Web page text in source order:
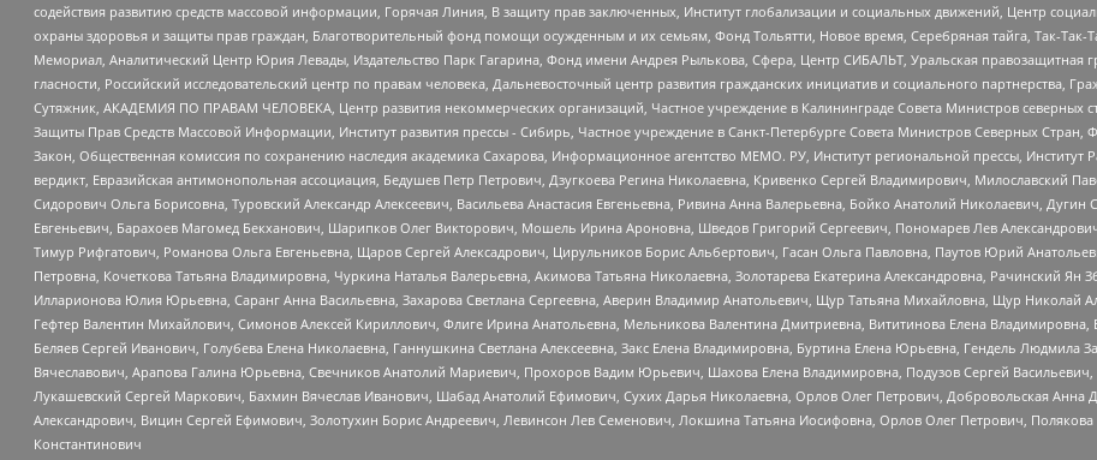
содействия развитию средств массовой информации, Горячая Линия, В защиту прав заключенных, Институт глобализации и социальных движений, Центр
охраны здоровья и защиты прав граждан, Благотворительный фонд помощи осужденным и их семьям, Фонд Тольятти, Новое время, Серебряная тайга, Так-Так-
Мемориал, Аналитический Центр Юрия Левады, Издательство Парк Гагарина, Фонд имени Андрея Рылькова, Сфера, Центр СИБАЛЬТ, Уральская правозащитная
гласности, Российский исследовательский центр по правам человека, Дальневосточный центр развития гражданских инициатив и социального партнерства,
Сутяжник, АКАДЕМИЯ ПО ПРАВАМ ЧЕЛОВЕКА, Центр развития некоммерческих организаций, Частное учреждение в Калининграде Совета Министров северных
Защиты Прав Средств Массовой Информации, Институт развития прессы - Сибирь, Частное учреждение в Санкт-Петербурге Совета Министров Северных
Закон, Общественная комиссия по сохранению наследия академика Сахарова, Информационное агентство МЕМО. РУ, Институт региональной прессы,
вердикт, Евразийская антимонопольная ассоциация, Бедушев Петр Петрович, Дзугкоева Регина Николаевна, Кривенко Сергей Владимирович,
Сидорович Ольга Борисовна, Туровский Александр Алексеевич, Васильева Анастасия Евгеньевна, Ривина Анна Валерьевна, Бойко Анатолий Николаевич,
Евгеньевич, Барахоев Магомед Бекханович, Шарипков Олег Викторович, Мошель Ирина Ароновна, Шведов Григорий Сергеевич, Пономарев Лев
Тимур Рифгатович, Романова Ольга Евгеньевна, Щаров Сергей Алексадрович, Цирульников Борис Альбертович, Гасан Ольга Павловна, Паутов Юрий
Петровна, Кочеткова Татьяна Владимировна, Чуркина Наталья Валерьевна, Акимова Татьяна Николаевна, Золотарева Екатерина Александровна, Рачинский Ян
Илларионова Юлия Юрьевна, Саранг Анна Васильевна, Захарова Светлана Сергеевна, Аверин Владимир Анатольевич, Щур Татьяна Михайловна, Щур Николай
Гефтер Валентин Михайлович, Симонов Алексей Кириллович, Флиге Ирина Анатольевна, Мельникова Валентина Дмитриевна, Вититинова Елена
Беляев Сергей Иванович, Голубева Елена Николаевна, Ганнушкина Светлана Алексеевна, Закс Елена Владимировна, Буртина Елена Юрьевна, Гендель Людмила
Вячеславович, Арапова Галина Юрьевна, Свечников Анатолий Мариевич, Прохоров Вадим Юрьевич, Шахова Елена Владимировна, Подузов Сергей
Лукашевский Сергей Маркович, Бахмин Вячеслав Иванович, Шабад Анатолий Ефимович, Сухих Дарья Николаевна, Орлов Олег Петрович, Добровольская Анна
Александрович, Вицин Сергей Ефимович, Золотухин Борис Андреевич, Левинсон Лев Семенович, Локшина Татьяна Иосифовна, Орлов Олег Петрович,
Константинович